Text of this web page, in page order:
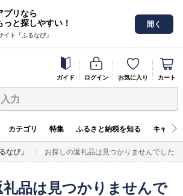
プリなら
と探しやすい！
イト「ふるなび」
開く
ガイド ログイン お気に入り カート
力
カテゴリ 特集 ふるさと納税を知る キャン
なび」 お探しの返礼品は見つかりませんでした
品は見つかりませんで